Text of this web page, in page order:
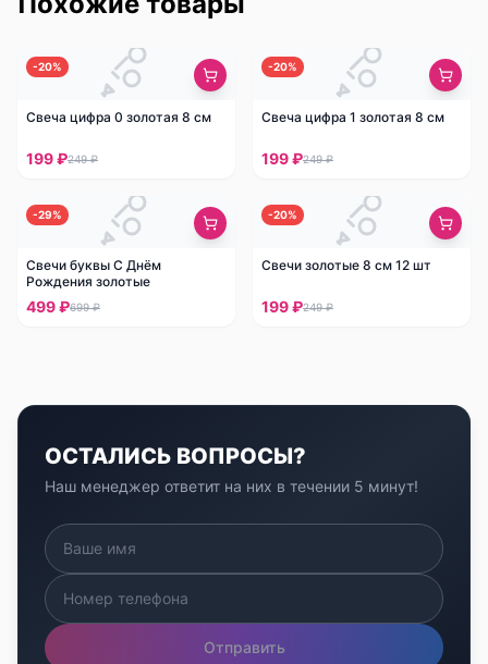
-20%
Свеча цифра 0 золотая 8 см
199 ₽249 ₽
-20%
Свеча цифра 1 золотая 8 см
199 ₽249 ₽
-29%
Свечи буквы С Днём
Рождения золотые
499 ₽699 ₽
-20%
Свечи золотые 8 см 12 шт
199 ₽249 ₽
ОСТАЛИСЬ ВОПРОСЫ?
Наш менеджер ответит на них в течении 5 минут!
Отправить